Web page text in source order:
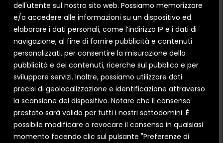
dell'utente sul nostro sito web. Possiamo memorizzare
e/o accedere alle informazioni su un dispositivo ed
elaborare i dati personali, come l’indirizzo IP e i dati di
navigazione, al fine di fornire pubblicità e contenuti
personalizzati, per consentire la misurazione della
pubblicità e dei contenuti, ricerche sul pubblico e per
sviluppare servizi. Inoltre, possiamo utilizzare dati
precisi di geolocalizzazione e identificazione attraverso
la scansione del dispositivo. Notare che il consenso
prestato sarà valido per tutti i nostri sottodomini. È
possibile modificare o revocare il consenso in qualsiasi
momento facendo clic sul pulsante "Preferenze di
PERCHÉ CERCHI NUOVI INFISSI?
Sostituire vecchi infissi
Nuova costruzione
QUALE TIPOLOGIA DI INFISSO CERCHI?
PVC
ALLUMINIO
LEGNO-ALLUMINIO
SISTEMI OSCURANTI